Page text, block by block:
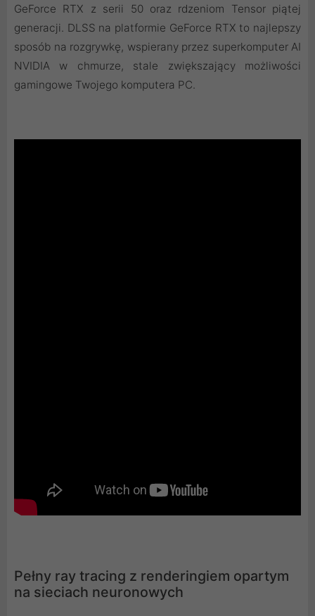
GeForce RTX z serii 50 oraz rdzeniom Tensor piątej
generacji. DLSS na platformie GeForce RTX to najlepszy
sposób na rozgrywkę, wspierany przez superkomputer AI
NVIDIA w chmurze, stale zwiększający możliwości
gamingowe Twojego komputera PC.
Pełny ray tracing z renderingiem opartym
na sieciach neuronowych